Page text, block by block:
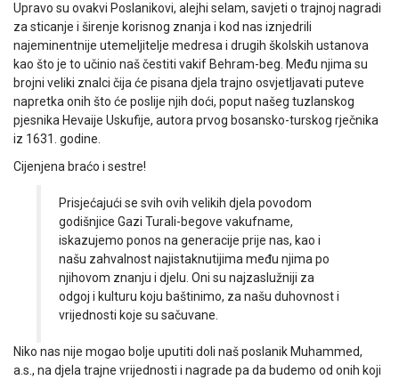
Upravo su ovakvi Poslanikovi, alejhi selam, savjeti o trajnoj nagradi
za sticanje i širenje korisnog znanja i kod nas iznjedrili
najeminentnije utemeljitelje medresa i drugih školskih ustanova
kao što je to učinio naš čestiti vakif Behram-beg. Među njima su
brojni veliki znalci čija će pisana djela trajno osvjetljavati puteve
napretka onih što će poslije njih doći, poput našeg tuzlanskog
pjesnika Hevaije Uskufije, autora prvog bosansko-turskog rječnika
iz 1631. godine.
Cijenjena braćo i sestre!
Prisjećajući se svih ovih velikih djela povodom
godišnjice Gazi Turali-begove vakufname,
iskazujemo ponos na generacije prije nas, kao i
našu zahvalnost najistaknutijima među njima po
njihovom znanju i djelu. Oni su najzaslužniji za
odgoj i kulturu koju baštinimo, za našu duhovnost i
vrijednosti koje su sačuvane.
Niko nas nije mogao bolje uputiti doli naš poslanik Muhammed,
a.s., na djela trajne vrijednosti i nagrade pa da budemo od onih koji